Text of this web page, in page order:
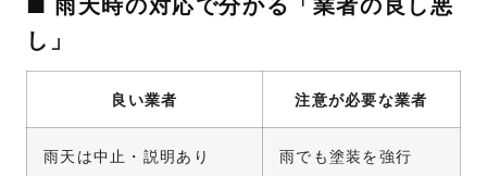
し」
良い業者 注意が必要な業者
雨天は中止・説明あり 雨でも塗装を強行